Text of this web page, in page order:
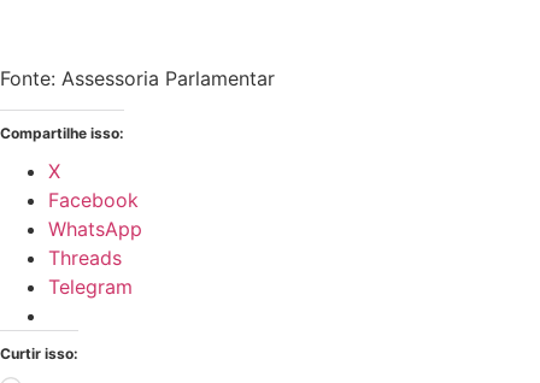
Fonte: Assessoria Parlamentar
Compartilhe isso:
X
Facebook
WhatsApp
Threads
Telegram
Curtir isso: